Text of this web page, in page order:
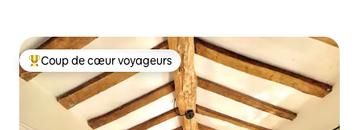
Coups de cœur voyageurs les plus appréciés
Coup de cœur voyageurs